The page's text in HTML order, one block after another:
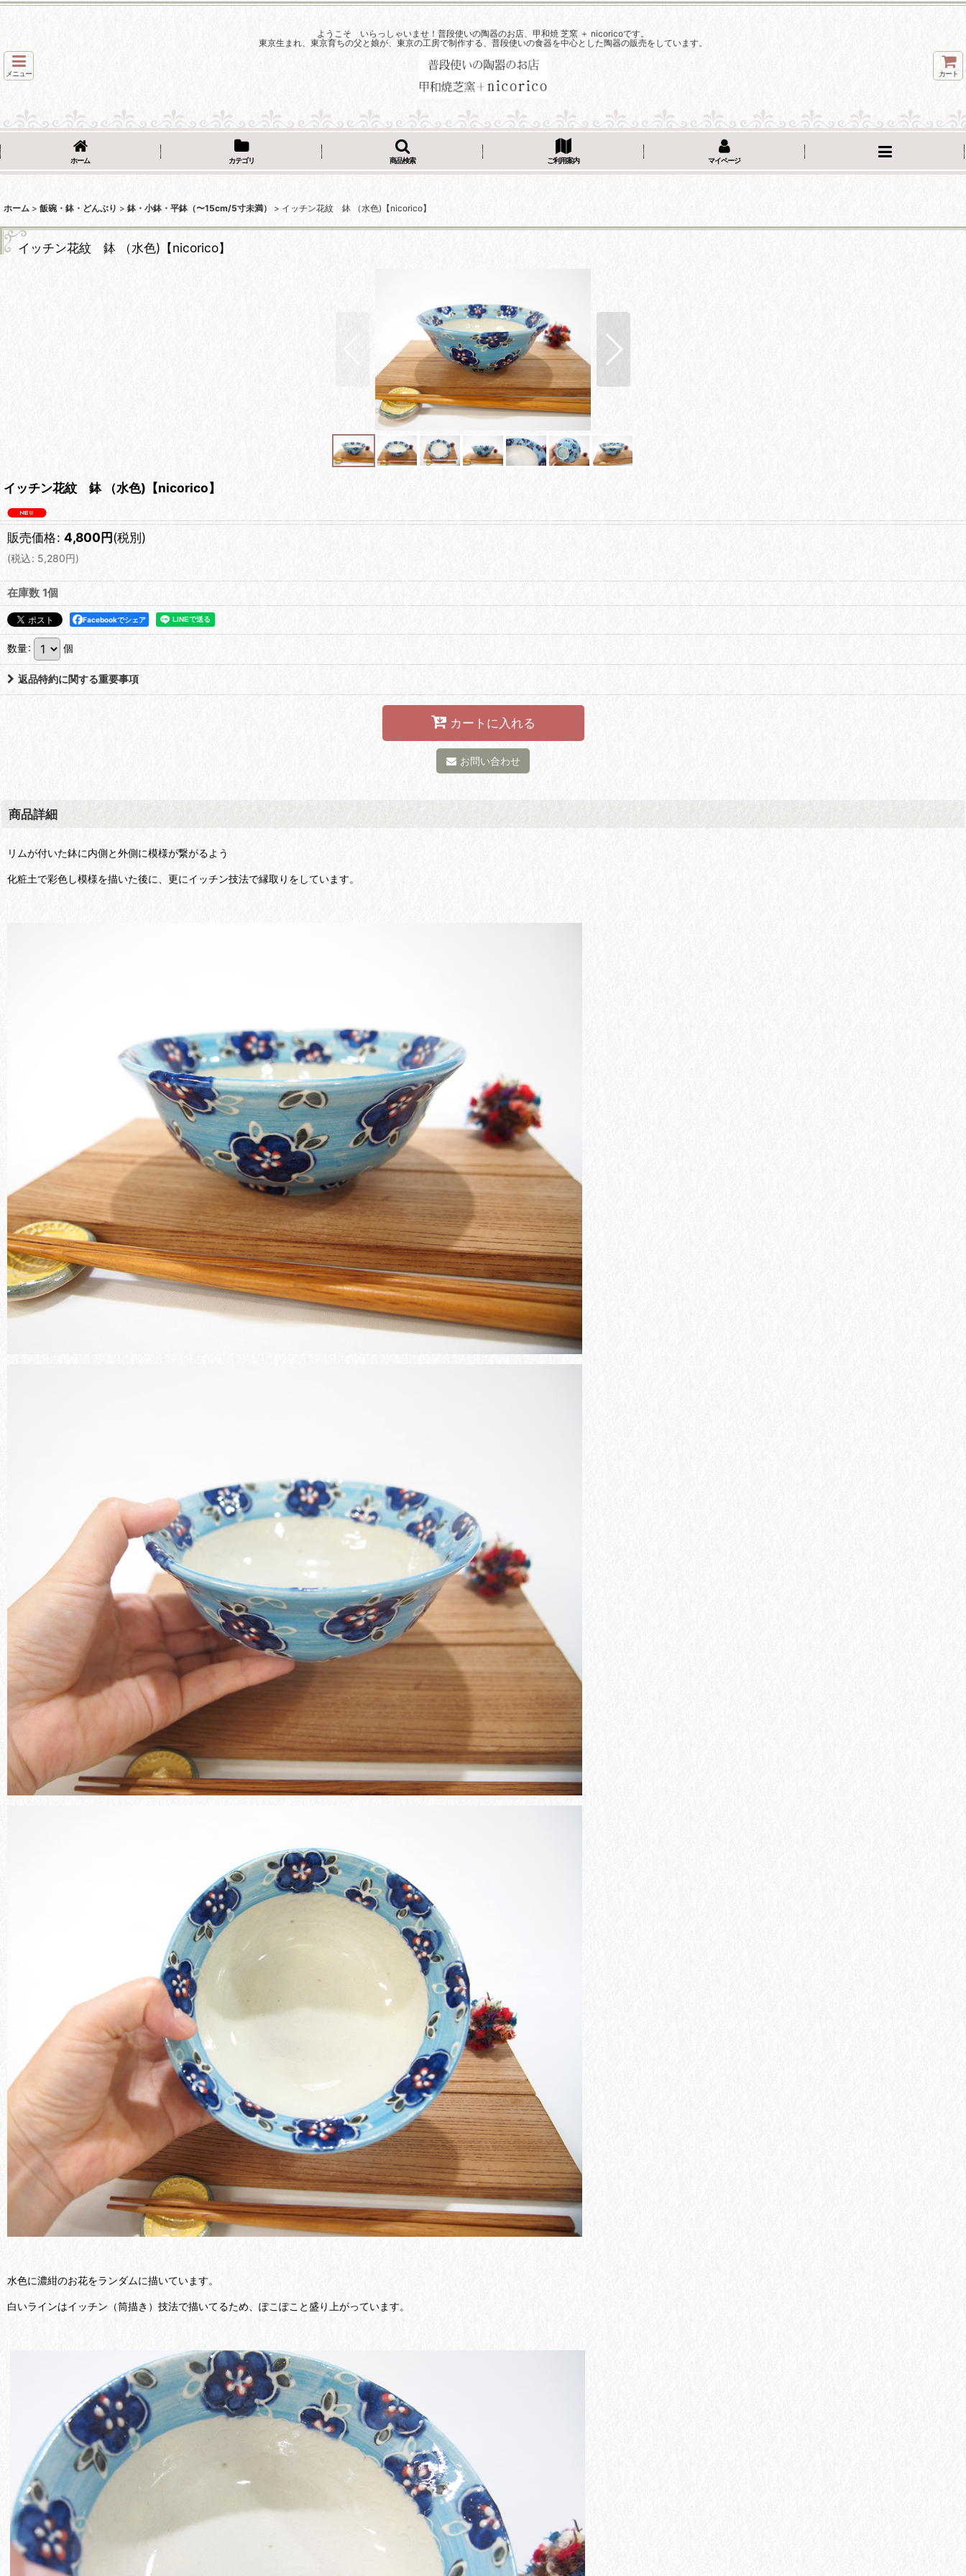
ようこそ いらっしゃいませ！普段使いの陶器のお店、甲和焼 芝窯 ＋ nicoricoです。
東京生まれ、東京育ちの父と娘が、東京の工房で制作する、普段使いの食器を中心とした陶器の販売をしています。
メニュー カート
ホーム カテゴリ 商品検索 ご利用案内 マイページ
ホーム > 飯碗・鉢・どんぶり > 鉢・小鉢・平鉢（〜15cm/5寸未満） > イッチン花紋 鉢 （水色)【nicorico】
イッチン花紋 鉢 （水色)【nicorico】
イッチン花紋 鉢 （水色)【nicorico】
販売価格: 4,800円(税別)
(税込: 5,280円)
在庫数 1個
Facebookでシェア
数量: 個
返品特約に関する重要事項
カートに入れる
お問い合わせ
商品詳細
リムが付いた鉢に内側と外側に模様が繋がるよう
化粧土で彩色し模様を描いた後に、更にイッチン技法で縁取りをしています。
水色に濃紺のお花をランダムに描いています。
白いラインはイッチン（筒描き）技法で描いてるため、ぽこぽこと盛り上がっています。